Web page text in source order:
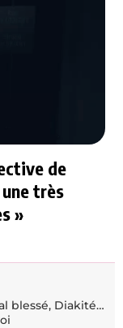
de
très
»
blessé, Diakité…